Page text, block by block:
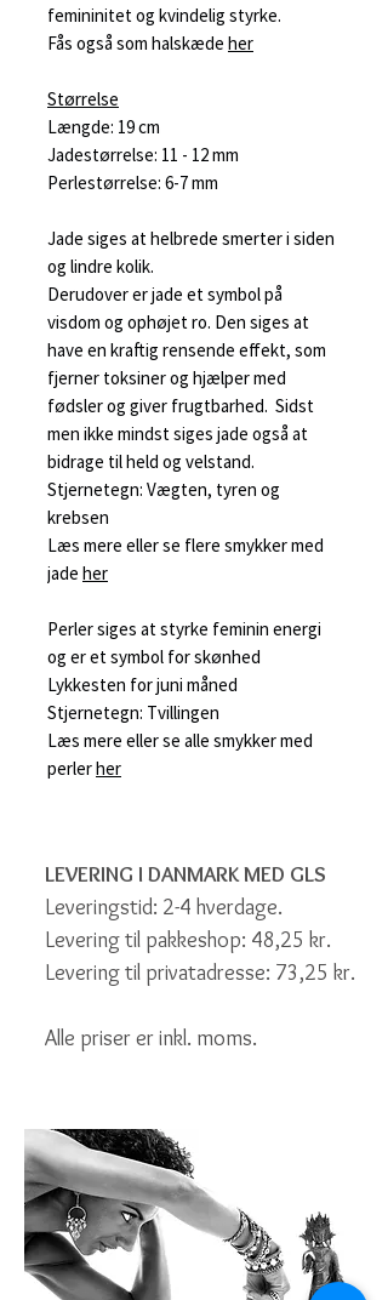
femininitet og kvindelig styrke.
Fås også som halskæde her
Størrelse
Længde: 19 cm
Jadestørrelse: 11 - 12 mm
Perlestørrelse: 6-7 mm
Jade siges at helbrede smerter i siden
og lindre kolik.
Derudover er jade et symbol på
visdom og ophøjet ro. Den siges at
have en kraftig rensende effekt, som
fjerner toksiner og hjælper med
fødsler og giver frugtbarhed. Sidst
men ikke mindst siges jade også at
bidrage til held og velstand.
Stjernetegn: Vægten, tyren og
krebsen
Læs mere eller se flere smykker med
jade her
Perler siges at styrke feminin energi
og er et symbol for skønhed
Lykkesten for juni måned
Stjernetegn: Tvillingen
Læs mere eller se alle smykker med
perlerher
LEVERING I DANMARK MED GLS
Leveringstid: 2-4 hverdage.
Levering til pakkeshop: 48,25 kr.
Levering til privatadresse: 73,25 kr.
Alle priser er inkl. moms.